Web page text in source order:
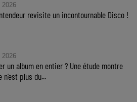
2026
revisite un incontournable Disco !
2026
un album en entier ? Une étude montre
n’est plus du...